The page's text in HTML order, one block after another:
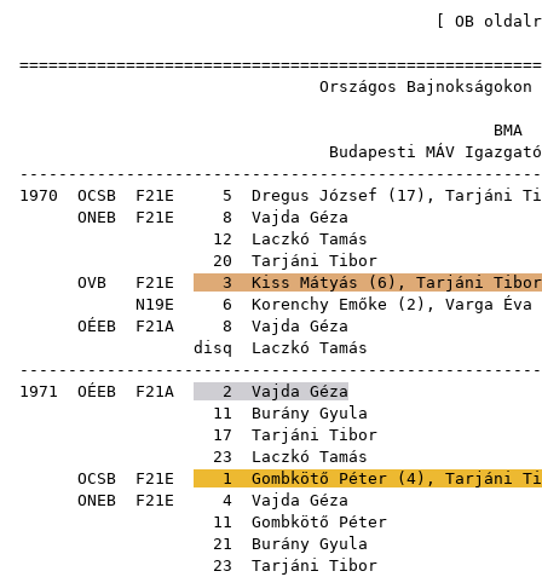
OB
Országos
Budapesti MÁV
1970 OCSB F21E 5 Dregus József ( 17 ), Tarjáni
ONEB F21E 8
Vajda Géza
12
Laczkó Tamás
20
Tarjáni Tibor
OVB F21E 3 Kiss Mátyás ( 6 ), Tarjáni Tibor
N19E 6 Korenchy Emőke ( 2 ), Varga Éva
OÉEB F21A 8
Vajda Géza
disq
Laczkó Tamás
1971 OÉEB F21A 2
Vajda Géza
11
Burány Gyula
17
Tarjáni Tibor
23
Laczkó Tamás
OCSB F21E 1 Gombkötő Péter ( 4), Tarjáni
ONEB F21E 4
Vajda Géza
11
Gombkötő Péter
21
Burány Gyula
23
Tarjáni Tibor